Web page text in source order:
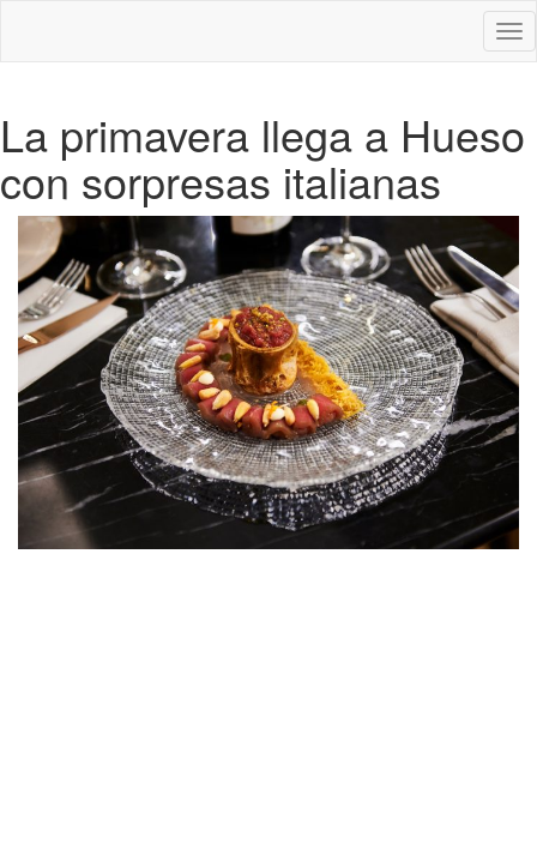
La primavera llega a Hueso
con sorpresas italianas